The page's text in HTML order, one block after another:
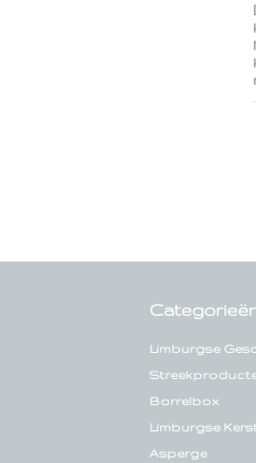
Limburgse
Borrelbox
Limburgse
Asperge